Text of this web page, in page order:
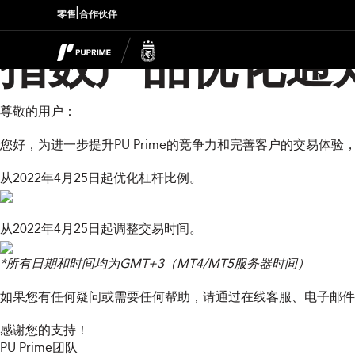
零售 合作伙伴
指数产品优化通
尊敬的用户：
您好，为进一步提升PU Prime的竞争力和完善客户的交易体验
从2022年4月25日起优化杠杆比例。
从2022年4月25日起调整交易时间。
*所有日期和时间均为GMT+3（MT4/MT5服务器时间）
如果您有任何疑问或需要任何帮助，请通过在线客服、电子邮
感谢您的支持！
PU Prime团队